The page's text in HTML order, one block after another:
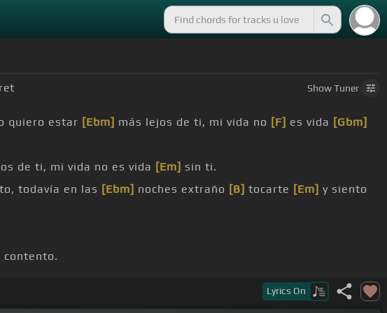
ShowTuner
quiero estar [Ebm] más lejos de ti, mi vida no [F] es vida [Gbm]
de ti, mi vida no es vida [Em] sin ti.
todavía en las [Ebm] noches extraño [B] tocarte [Em] y siento
contento.
en una bebida, necesito alcohol para el de herida.
Lyrics On